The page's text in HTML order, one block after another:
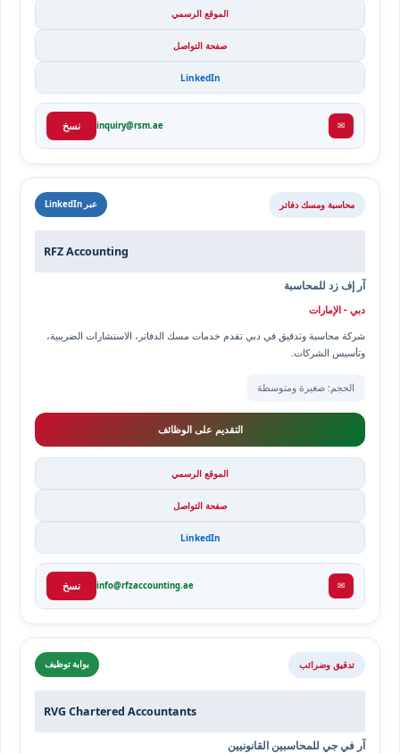
الموقع الرسمي
صفحة التواصل
LinkedIn
✉
inquiry@rsm.ae نسخ
محاسبة ومسك دفاتر عبر LinkedIn
RFZ Accounting
آر إف زد للمحاسبة
دبي - الإمارات
شركة محاسبة وتدقيق في دبي تقدم خدمات مسك الدفاتر، الاستشارات الضريبية،
وتأسيس الشركات.
الحجم: صغيرة ومتوسطة
التقديم على الوظائف
الموقع الرسمي
صفحة التواصل
LinkedIn
✉
info@rfzaccounting.ae نسخ
تدقيق وضرائب بوابة توظيف
RVG Chartered Accountants
آر في جي للمحاسبين القانونيين